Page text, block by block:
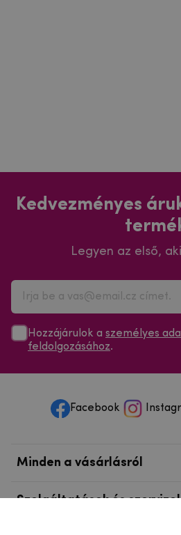
Kedvezményes
Legyen az első,
Hozzájárulok a személyes
feldolgozásához.
Facebook
Minden a vásárlásról
Szolgáltatások és